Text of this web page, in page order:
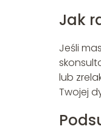
Jak
Jeśli
lub
Twojej